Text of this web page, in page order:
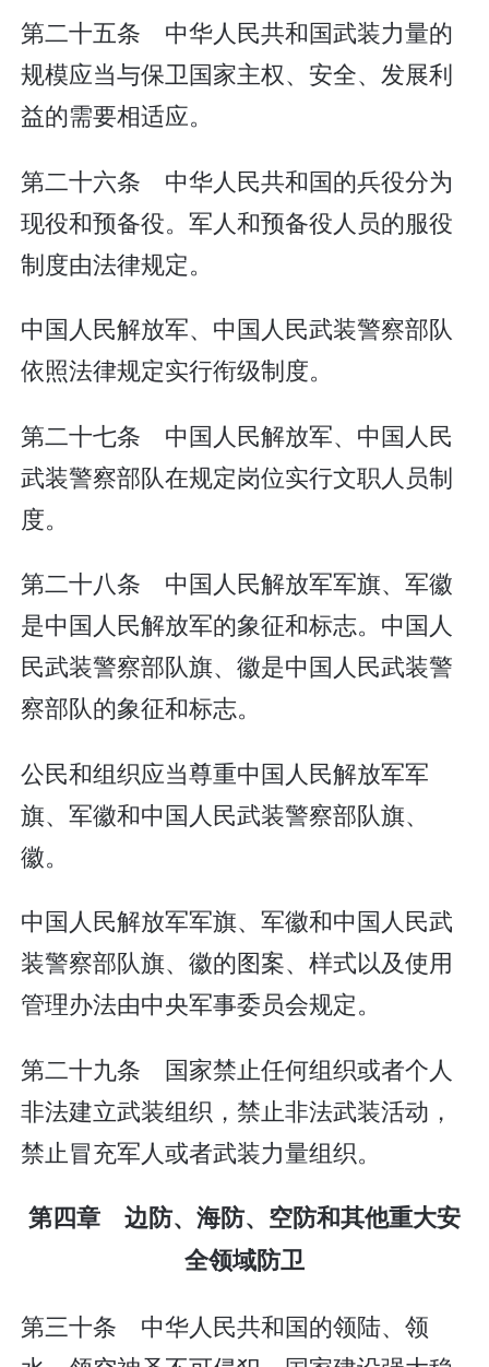
第二十五条 中华人民共和国武装力量的
规模应当与保卫国家主权、安全、发展利
益的需要相适应。
第二十六条 中华人民共和国的兵役分为
现役和预备役。军人和预备役人员的服役
制度由法律规定。
中国人民解放军、中国人民武装警察部队
依照法律规定实行衔级制度。
第二十七条 中国人民解放军、中国人民
武装警察部队在规定岗位实行文职人员制
度。
第二十八条 中国人民解放军军旗、军徽
是中国人民解放军的象征和标志。中国人
民武装警察部队旗、徽是中国人民武装警
察部队的象征和标志。
公民和组织应当尊重中国人民解放军军
旗、军徽和中国人民武装警察部队旗、
徽。
中国人民解放军军旗、军徽和中国人民武
装警察部队旗、徽的图案、样式以及使用
管理办法由中央军事委员会规定。
第二十九条 国家禁止任何组织或者个人
非法建立武装组织，禁止非法武装活动，
禁止冒充军人或者武装力量组织。
第四章 边防、海防、空防和其他重大安
全领域防卫
第三十条 中华人民共和国的领陆、领